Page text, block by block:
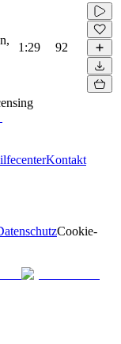
1:29 92
Kontakt
Cookie-